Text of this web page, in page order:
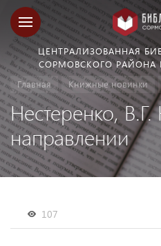
ЦЕНТРАЛИЗОВАННАЯ
СОРМОВСКОГО
Главная
Книжные новинки
Нестеренко,
направлении
107